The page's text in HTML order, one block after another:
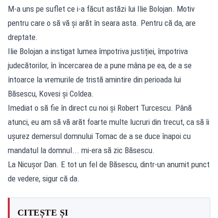
M-a uns pe suflet ce i-a făcut astăzi lui Ilie Bolojan. Motiv
pentru care o să vă și arăt în seara asta. Pentru că da, are
dreptate.
Ilie Bolojan a instigat lumea împotriva justiției, împotriva
judecătorilor, în încercarea de a pune mâna pe ea, de a se
întoarce la vremurile de tristă amintire din perioada lui
Băsescu, Kovesi și Coldea.
Imediat o să fie în direct cu noi și Robert Turcescu. Până
atunci, eu am să vă arăt foarte multe lucruri din trecut, ca să îi
ușurez demersul domnului Tomac de a se duce înapoi cu
mandatul la domnul... mi-era să zic Băsescu.
La Nicușor Dan. E tot un fel de Băsescu, dintr-un anumit punct
de vedere, sigur că da.
CITEȘTE ȘI